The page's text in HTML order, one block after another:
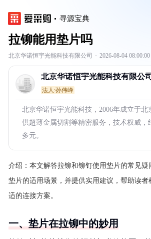
寻源宝典
拉铆能用垫片吗
北京华诺恒宇光能科技有限公司 · 2026-08-04 08:00:00
北京华诺恒宇光能科技有限公司
法人:孙伟峰
北京华诺恒宇光能科技，2006年成立于北
供超薄金属切割等精密服务，技术权威，
多元。
介绍： 本文解答拉铆和铆钉使用垫片的常见
垫片的适用场景，并提供实用建议，帮助读者
适的连接方案。
一、垫片在拉铆中的妙用